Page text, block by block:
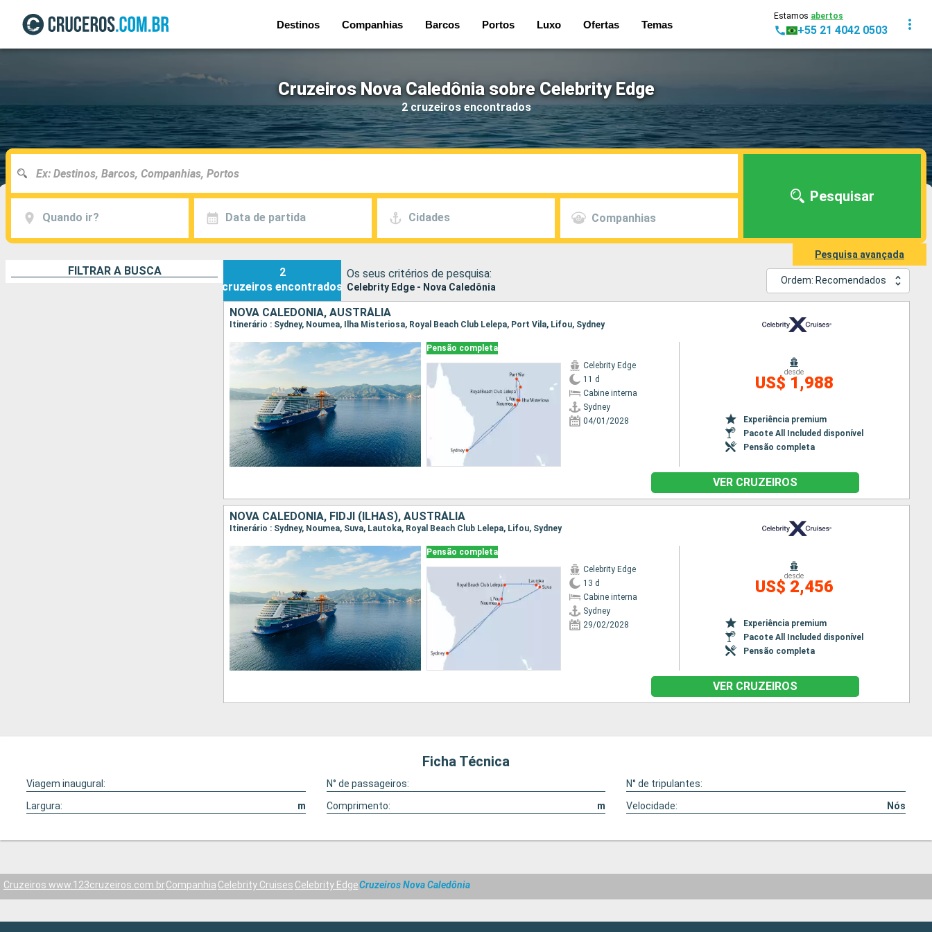
Destinos Companhias Barcos Portos Luxo Ofertas Temas
Estamos abertos
+55 21 4042 0503
Cruzeiros Nova Caledônia sobre Celebrity Edge
2 cruzeiros encontrados
Quando ir? Data de partida Cidades Companhias
Pesquisar
Pesquisa avançada
FILTRAR A BUSCA
2
cruzeiros encontrados
Os seus critérios de pesquisa:
Celebrity Edge - Nova Caledônia
Ordem: Recomendados
NOVA CALEDÔNIA, AUSTRÁLIA
Itinerário : Sydney, Noumea, Ilha Misteriosa, Royal Beach Club Lelepa, Port Vila, Lifou, Sydney
Pensão completa
Celebrity Edge
11 d
Cabine interna
Sydney
04/01/2028
desde
US$ 1,988
Experiência premium
Pacote All Included disponível
Pensão completa
VER CRUZEIROS
NOVA CALEDÔNIA, FIDJI (ILHAS), AUSTRÁLIA
Itinerário : Sydney, Noumea, Suva, Lautoka, Royal Beach Club Lelepa, Lifou, Sydney
Pensão completa
Celebrity Edge
13 d
Cabine interna
Sydney
29/02/2028
desde
US$ 2,456
Experiência premium
Pacote All Included disponível
Pensão completa
VER CRUZEIROS
Ficha Técnica
Viagem inaugural: N° de passageiros:
N° de tripulantes:
Largura:
m Comprimento: m Velocidade: Nós
Cruzeiros www.123cruzeiros.com.brCompanhia Celebrity Cruises Celebrity EdgeCruzeiros Nova Caledônia